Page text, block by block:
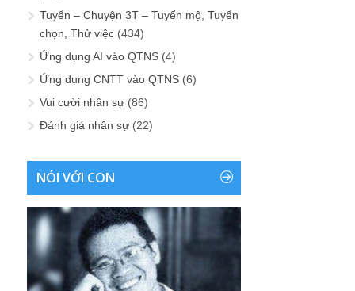
Tuyển – Chuyện 3T – Tuyển mộ, Tuyển
chọn, Thử việc (434)
Ứng dụng AI vào QTNS (4)
Ứng dụng CNTT vào QTNS (6)
Vui cười nhân sự (86)
Đánh giá nhân sự (22)
NÓI VỚI CON